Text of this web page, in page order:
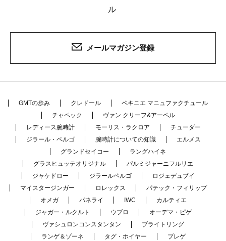
ル
メールマガジン登録
GMTの歩み クレドール
ペキニエ マニュファクチュール
チャペック
ヴァン クリーフ&アーペル
レディース腕時計
モーリス・ラクロア
チューダー
ジラール・ペルゴ
腕時計についての知識
エルメス
グランドセイコー
ラングハイネ
グラスヒュッテオリジナル
パルミジャーニフルリエ
ジャケドロー
ジラールペルゴ
ロジェデュブイ
マイスタージンガー
ロレックス
パテック・フィリップ
オメガ
パネライ IWC
カルティエ
ジャガー・ルクルト
ウブロ
オーデマ・ピゲ
ヴァシュロンコンスタンタン
ブライトリング
ランゲ＆ゾーネ
タグ・ホイヤー
ブレゲ